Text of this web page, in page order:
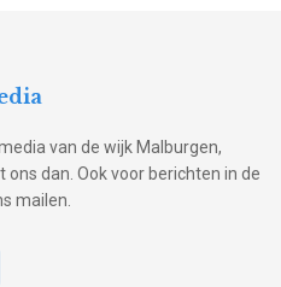
van de wijk Malburgen,
ons dan. Ook voor berichten in de
mailen.